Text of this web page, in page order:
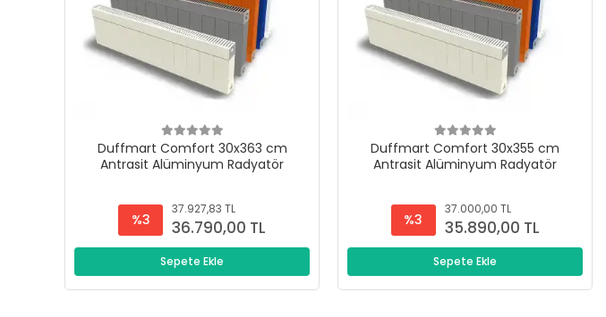
Duffmart Comfort 30x363 cm
Antrasit Alüminyum Radyatör
%3
37.927,83 TL
36.790,00 TL
Sepete Ekle
Duffmart Comfort 30x355 cm
Antrasit Alüminyum Radyatör
%3
37.000,00 TL
35.890,00 TL
Sepete Ekle